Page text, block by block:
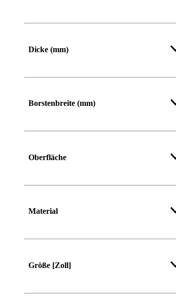
Dicke (mm)
Borstenbreite (mm)
Oberfläche
Material
Größe [Zoll]